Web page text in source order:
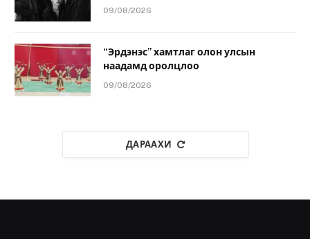
09/08/2026
“Эрдэнэс” хамтлаг олон улсын
наадамд оролцлоо
09/08/2026
ДАРААХИ